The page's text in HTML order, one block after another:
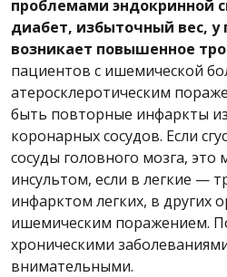
проблемами эндокринной
диабет, избыточный вес,
возникает повышенное
пациентов с ишемической
атеросклеротическим
быть повторные инфаркты
коронарных сосудов. Если
сосуды головного мозга, это
инсультом, если в легкие —
инфарктом легких, в других
ишемическим поражением.
хроническими
внимательными.